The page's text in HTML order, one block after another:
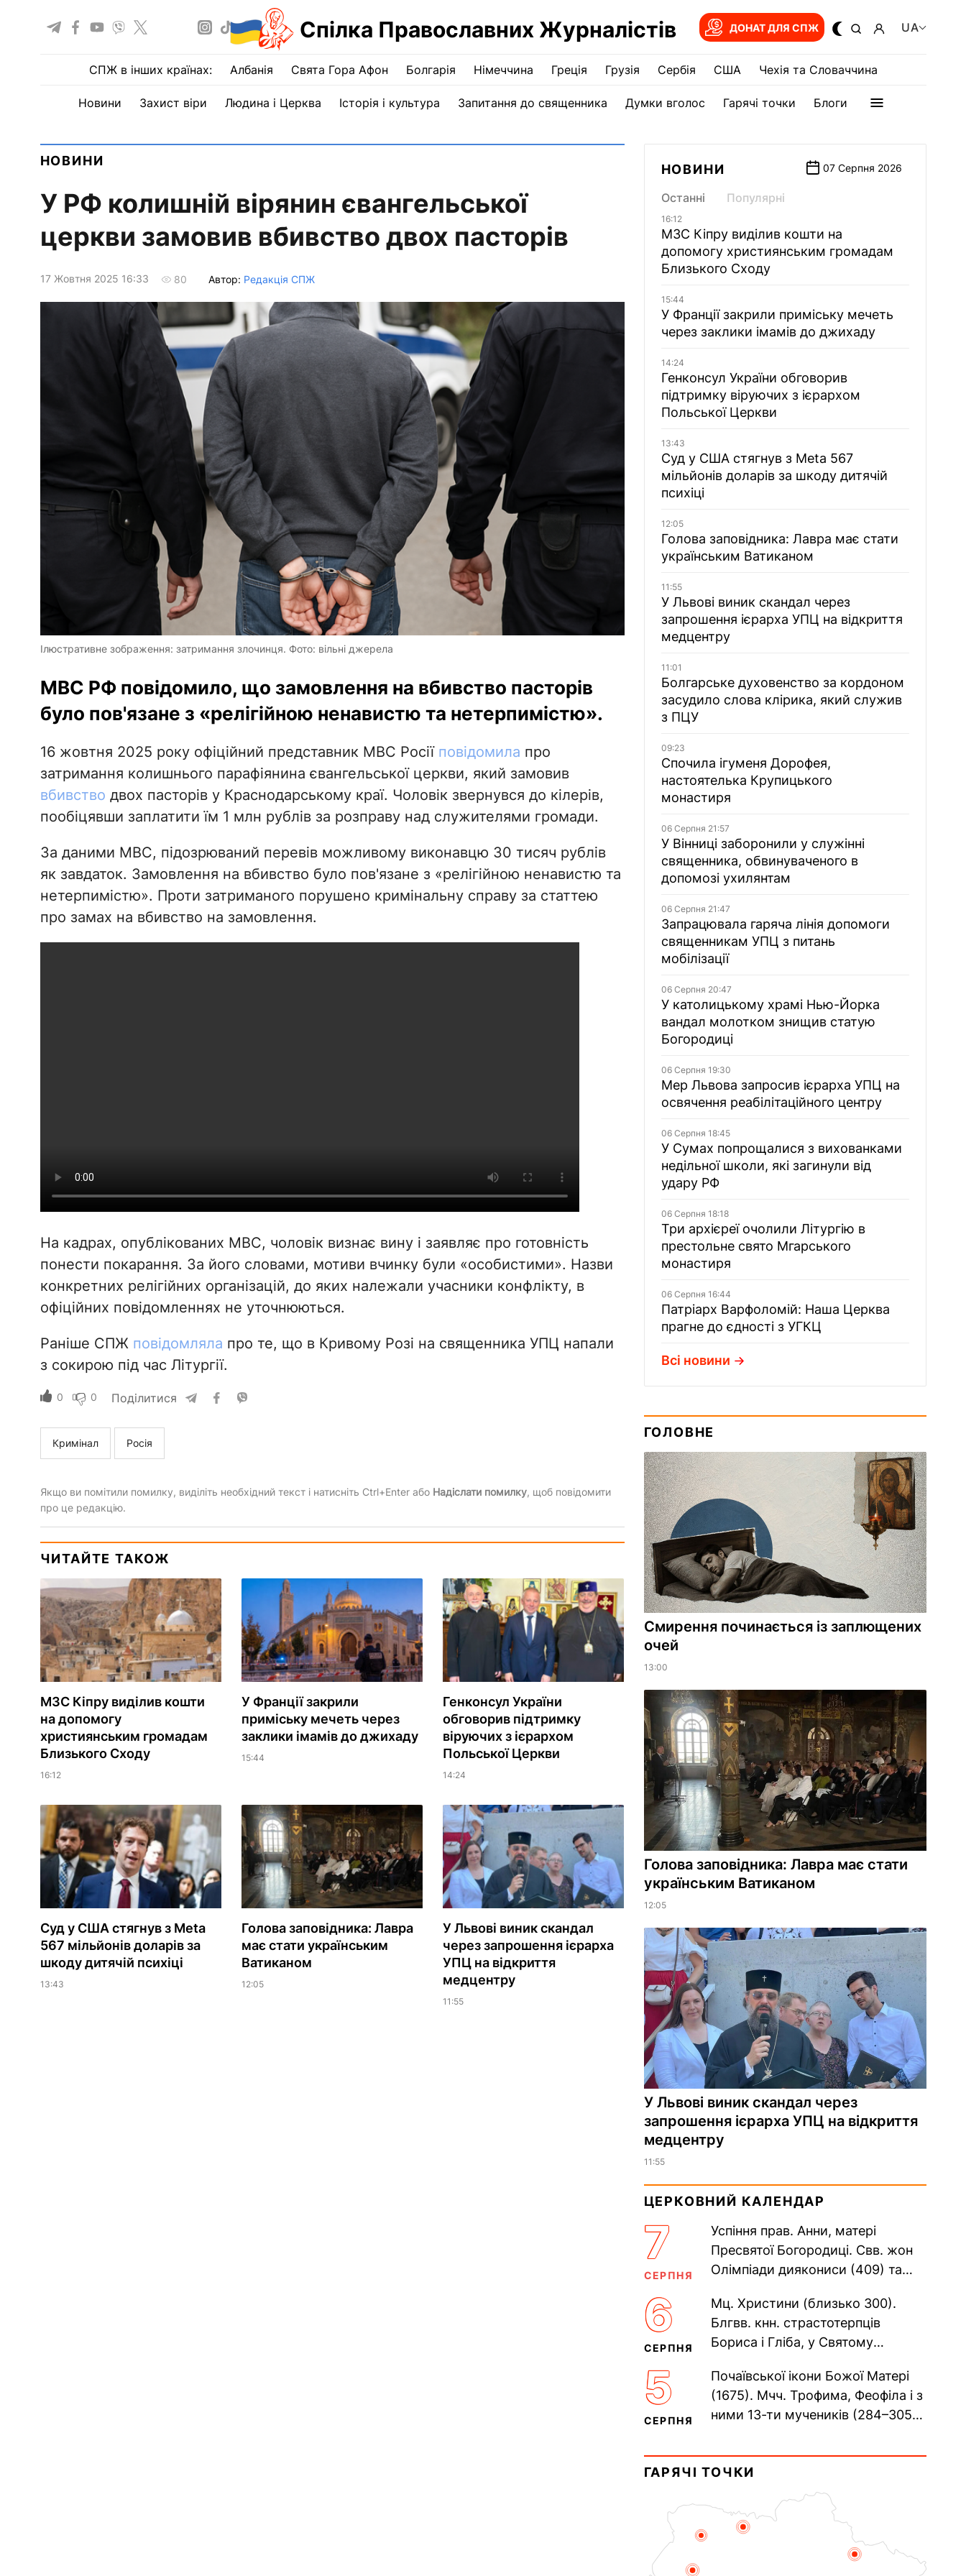
Спілка Православних Журналістів ДОНАТ ДЛЯ СПЖ UA
СПЖ в інших країнах: Албанія Свята Гора Афон Болгарія Німеччина Греція Грузія Сербія США Чехія та Словаччина
Новини Захист віри Людина і Церква Історія і культура Запитання до священника Думки вголос Гарячі точки Блоги
НОВИНИ
У РФ колишній вірянин євангельської
церкви замовив вбивство двох пасторів
17 Жовтня 2025 16:33 80 Автор: Редакція СПЖ
Ілюстративне зображення: затримання злочинця. Фото: вільні джерела
МВС РФ повідомило, що замовлення на вбивство пасторів
було пов'язане з «релігійною ненавистю та нетерпимістю».
16 жовтня 2025 року офіційний представник МВС Росії повідомила про
затримання колишнього парафіянина євангельської церкви, який замовив
вбивство двох пасторів у Краснодарському краї. Чоловік звернувся до кілерів,
пообіцявши заплатити їм 1 млн рублів за розправу над служителями громади.
За даними МВС, підозрюваний перевів можливому виконавцю 30 тисяч рублів
як завдаток. Замовлення на вбивство було пов'язане з «релігійною ненавистю та
нетерпимістю». Проти затриманого порушено кримінальну справу за статтею
про замах на вбивство на замовлення.
На кадрах, опублікованих МВС, чоловік визнає вину і заявляє про готовність
понести покарання. За його словами, мотиви вчинку були «особистими». Назви
конкретних релігійних організацій, до яких належали учасники конфлікту, в
офіційних повідомленнях не уточнюються.
Раніше СПЖ повідомляла про те, що в Кривому Розі на священника УПЦ напали
з сокирою під час Літургії.
0 0 Поділитися
Кримінал Росія
Якщо ви помітили помилку, виділіть необхідний текст і натисніть Ctrl+Enter або Надіслати помилку, щоб повідомити
про це редакцію.
ЧИТАЙТЕ ТАКОЖ
МЗС Кіпру виділив кошти
на допомогу
християнським громадам
Близького Сходу
16:12
У Франції закрили
приміську мечеть через
заклики імамів до джихаду
15:44
Генконсул України
обговорив підтримку
віруючих з ієрархом
Польської Церкви
14:24
Суд у США стягнув з Meta
567 мільйонів доларів за
шкоду дитячій психіці
13:43
Голова заповідника: Лавра
має стати українським
Ватиканом
12:05
У Львові виник скандал
через запрошення ієрарха
УПЦ на відкриття
медцентру
11:55
НОВИНИ 07 Серпня 2026
Останні Популярні
16:12
МЗС Кіпру виділив кошти на
допомогу християнським громадам
Близького Сходу
15:44
У Франції закрили приміську мечеть
через заклики імамів до джихаду
14:24
Генконсул України обговорив
підтримку віруючих з ієрархом
Польської Церкви
13:43
Суд у США стягнув з Meta 567
мільйонів доларів за шкоду дитячій
психіці
12:05
Голова заповідника: Лавра має стати
українським Ватиканом
11:55
У Львові виник скандал через
запрошення ієрарха УПЦ на відкриття
медцентру
11:01
Болгарське духовенство за кордоном
засудило слова клірика, який служив
з ПЦУ
09:23
Спочила ігуменя Дорофея,
настоятелька Крупицького
монастиря
06 Серпня 21:57
У Вінниці заборонили у служінні
священника, обвинуваченого в
допомозі ухилянтам
06 Серпня 21:47
Запрацювала гаряча лінія допомоги
священникам УПЦ з питань
мобілізації
06 Серпня 20:47
У католицькому храмі Нью-Йорка
вандал молотком знищив статую
Богородиці
06 Серпня 19:30
Мер Львова запросив ієрарха УПЦ на
освячення реабілітаційного центру
06 Серпня 18:45
У Сумах попрощалися з вихованками
недільної школи, які загинули від
удару РФ
06 Серпня 18:18
Три архієреї очолили Літургію в
престольне свято Мгарського
монастиря
06 Серпня 16:44
Патріарх Варфоломій: Наша Церква
прагне до єдності з УГКЦ
Всі новини
ГОЛОВНЕ
Смирення починається із заплющених
очей
13:00
Голова заповідника: Лавра має стати
українським Ватиканом
12:05
У Львові виник скандал через
запрошення ієрарха УПЦ на відкриття
медцентру
11:55
ЦЕРКОВНИЙ КАЛЕНДАР
7
СЕРПНЯ
Успіння прав. Анни, матері
Пресвятої Богородиці. Свв. жон
Олімпіади диякониси (409) та
Пам’ять V Вселенського...
6
СЕРПНЯ
Мц. Христини (близько 300).
Блгвв. кнн. страстотерпців
Бориса і Гліба, у Святому
Прп. Полікарпа, архімандрита...
5
СЕРПНЯ
Почаївської ікони Божої Матері
(1675). Мчч. Трофима, Феофіла і з
ними 13-ти мучеників (284–305).
Равенійського (близько 75)....
ГАРЯЧІ ТОЧКИ